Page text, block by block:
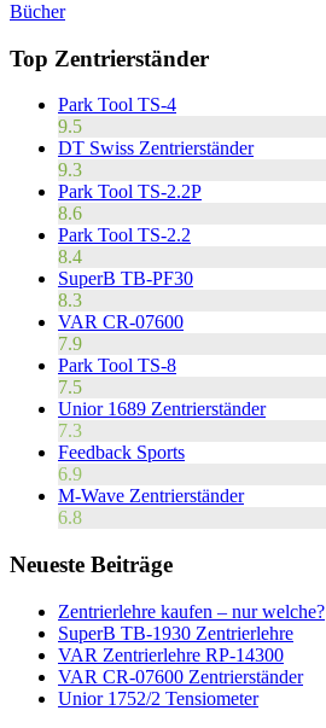
Bücher
Top Zentrierständer
Park Tool TS-4
9.5
DT Swiss Zentrierständer
9.3
Park Tool TS-2.2P
8.6
Park Tool TS-2.2
8.4
SuperB TB-PF30
8.3
VAR CR-07600
7.9
Park Tool TS-8
7.5
Unior 1689 Zentrierständer
7.3
Feedback Sports
6.9
M-Wave Zentrierständer
6.8
Neueste Beiträge
Zentrierlehre kaufen – nur welche?
SuperB TB-1930 Zentrierlehre
VAR Zentrierlehre RP-14300
VAR CR-07600 Zentrierständer
Unior 1752/2 Tensiometer